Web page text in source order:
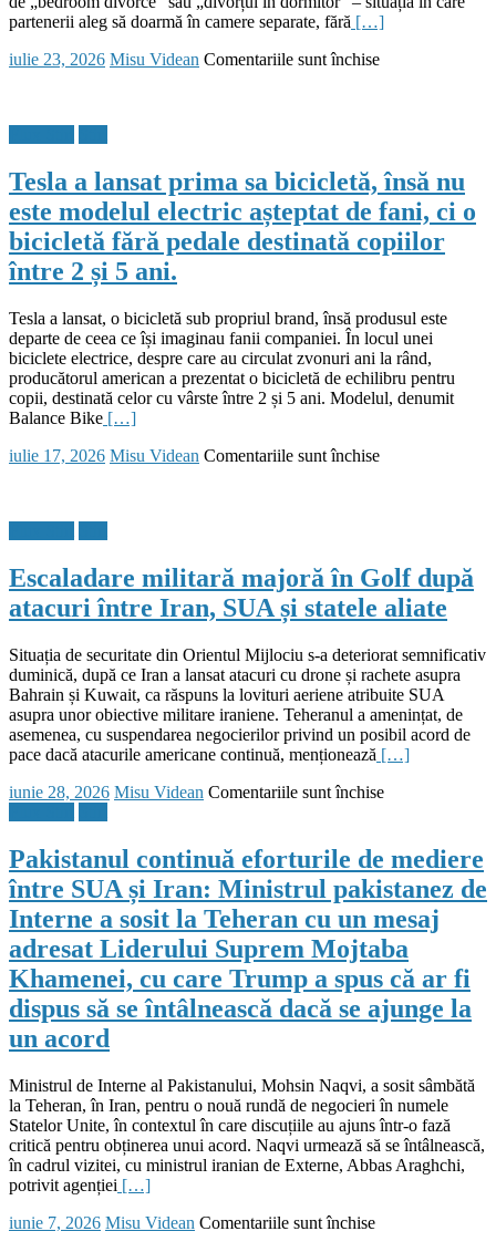
Chinei.
Google
sistemul
nou
coridor
digital
între
și
Europa
partenerii aleg să doarmă în camere separate, fără […]
Posted
iulie 23, 2026 Author
Misu Videan Comentariile sunt închisepentru
culcăm
împreună.
Trendul
„bedroom
divorce”
printre
cei
între
35-
44
Tesla a lansat prima sa bicicletă, însă nu
este modelul electric așteptat de fani, ci o
bicicletă fără pedale destinată copiilor
între 2 și 5 ani.
Tesla a lansat, o bicicletă sub propriul brand, însă produsul este
departe de ceea ce își imaginau fanii companiei. În locul unei
biciclete electrice, despre care au circulat zvonuri ani la rând,
producătorul american a prezentat o bicicletă de echilibru pentru
copii, destinată celor cu vârste între 2 și 5 ani. Modelul, denumit
Balance Bike […]
Posted
iulie 17, 2026 Author
Misu Videan Comentariile sunt închisepentru
bicicletă,
însă
nu
modelul
electric
așteptat
de
fani,
ci
bicicletă
destinată
copiilor
între
2
și
5
ani.
Escaladare militară majoră în Golf după
atacuri între Iran, SUA și statele aliate
Situația de securitate din Orientul Mijlociu s-a deteriorat semnificativ
duminică, după ce Iran a lansat atacuri cu drone și rachete asupra
Bahrain și Kuwait, ca răspuns la lovituri aeriene atribuite SUA
asupra unor obiective militare iraniene. Teheranul a amenințat, de
asemenea, cu suspendarea negocierilor privind un posibil acord de
pace dacă atacurile americane continuă, menționează […]
Posted
iunie 28, 2026 Author
Misu Videan Comentariile sunt închisepentru
în
Golf
atacuri
între
Iran,
SUA
și
Pakistanul continuă eforturile de mediere
între SUA și Iran: Ministrul pakistanez de
Interne a sosit la Teheran cu un mesaj
adresat Liderului Suprem Mojtaba
Khamenei, cu care Trump a spus că ar fi
dispus să se întâlnească dacă se ajunge la
un acord
Ministrul de Interne al Pakistanului, Mohsin Naqvi, a sosit sâmbătă
la Teheran, în Iran, pentru o nouă rundă de negocieri în numele
Statelor Unite, în contextul în care discuțiile au ajuns într-o fază
critică pentru obținerea unui acord. Naqvi urmează să se întâlnească,
în cadrul vizitei, cu ministrul iranian de Externe, Abbas Araghchi,
potrivit agenției […]
Posted
iunie 7, 2026 Author
Misu Videan Comentariile sunt închisepentru